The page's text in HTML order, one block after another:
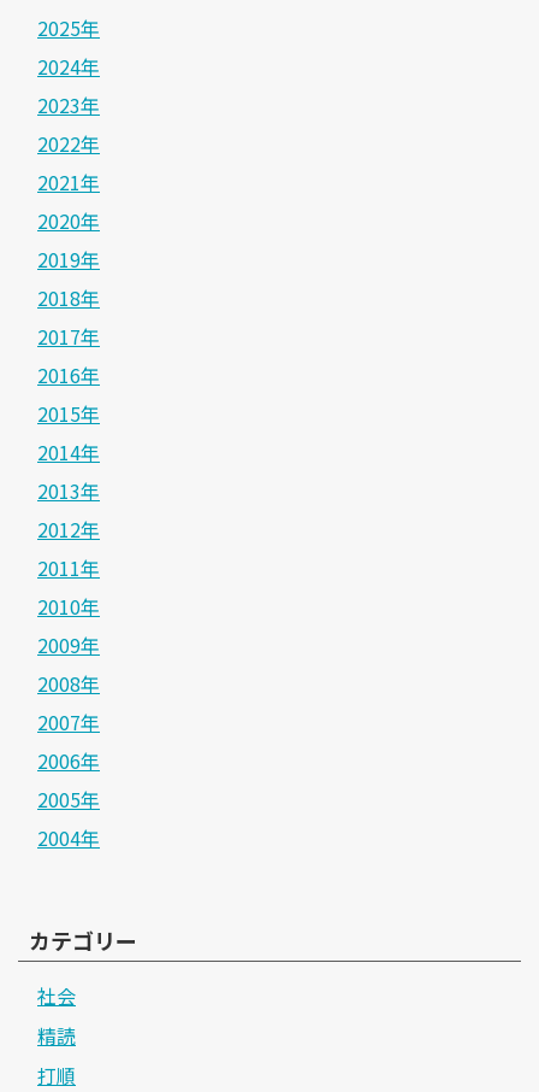
2025年
2024年
2023年
2022年
2021年
2020年
2019年
2018年
2017年
2016年
2015年
2014年
2013年
2012年
2011年
2010年
2009年
2008年
2007年
2006年
2005年
2004年
カテゴリー
社会
精読
打順